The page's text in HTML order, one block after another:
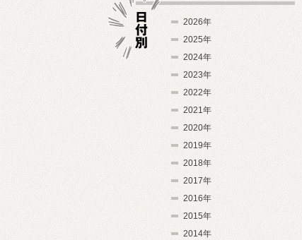
2026年
2025年
2024年
2023年
2022年
2021年
2020年
2019年
2018年
2017年
2016年
2015年
2014年